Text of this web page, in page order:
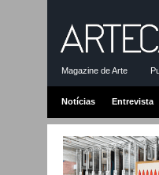
Magazine de Arte
Notícias Entrevista